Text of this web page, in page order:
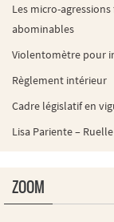
Les micro-
abominables
Violentomètre pour
Règlement intérieur
Cadre législatif en
Lisa Pariente –
ZOOM